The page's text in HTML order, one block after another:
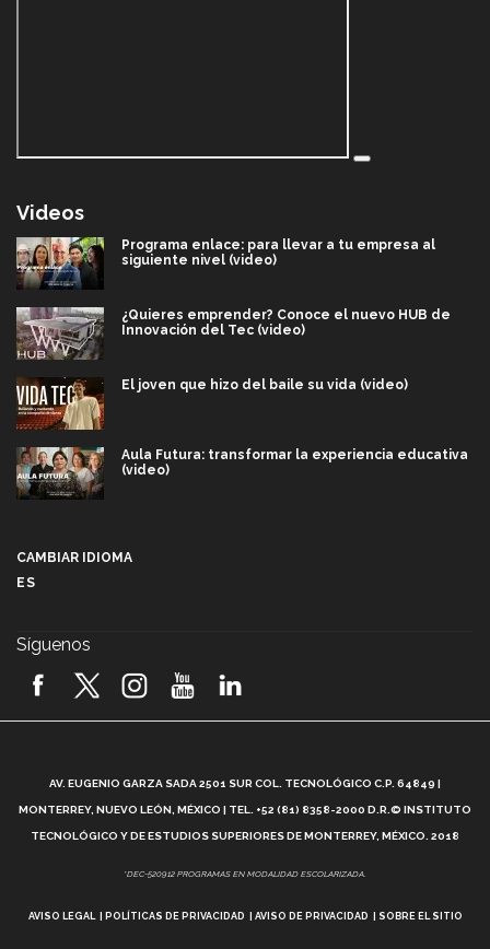
Videos
Programa enlace: para llevar a tu empresa al
siguiente nivel (video)
¿Quieres emprender? Conoce el nuevo HUB de
Innovación del Tec (video)
El joven que hizo del baile su vida (video)
Aula Futura: transformar la experiencia educativa
(video)
2026! (video)
¿Cómo es el Modelo Educativo Tec? (video)
Vida Tec: Feminismo e Inteligencia Artificial, Paola
CAMBIAR IDIOMA
ES
Síguenos
AV. EUGENIO GARZA SADA 2501 SUR COL. TECNOLÓGICO C.P. 64849 |
MONTERREY, NUEVO LEÓN, MÉXICO | TEL. +52 (81) 8358-2000 D.R.© INSTITUTO
TECNOLÓGICO Y DE ESTUDIOS SUPERIORES DE MONTERREY, MÉXICO. 2018
*DEC-520912 PROGRAMAS EN MODALIDAD ESCOLARIZADA.
AVISO LEGAL POLÍTICAS DE PRIVACIDAD AVISO DE PRIVACIDAD SOBRE EL SITIO